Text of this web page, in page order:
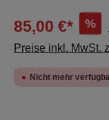
85,00 €* %
Preise inkl. MwSt.
Nicht mehr